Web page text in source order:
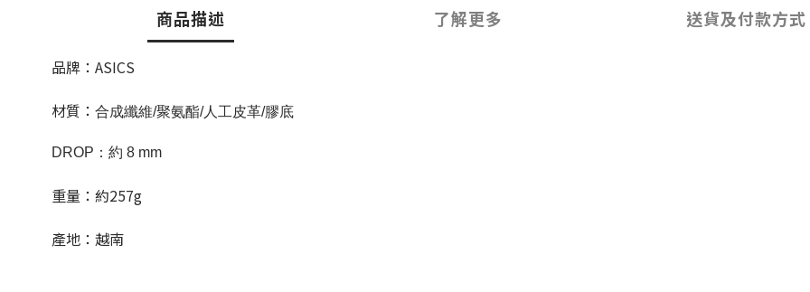
商品描述 了解更多 送貨及付款方式
品牌：ASICS
材質： 合成纖維/聚氨酯/人工皮革/膠底
DROP：約 8 mm
重量：約257g
產地：越南